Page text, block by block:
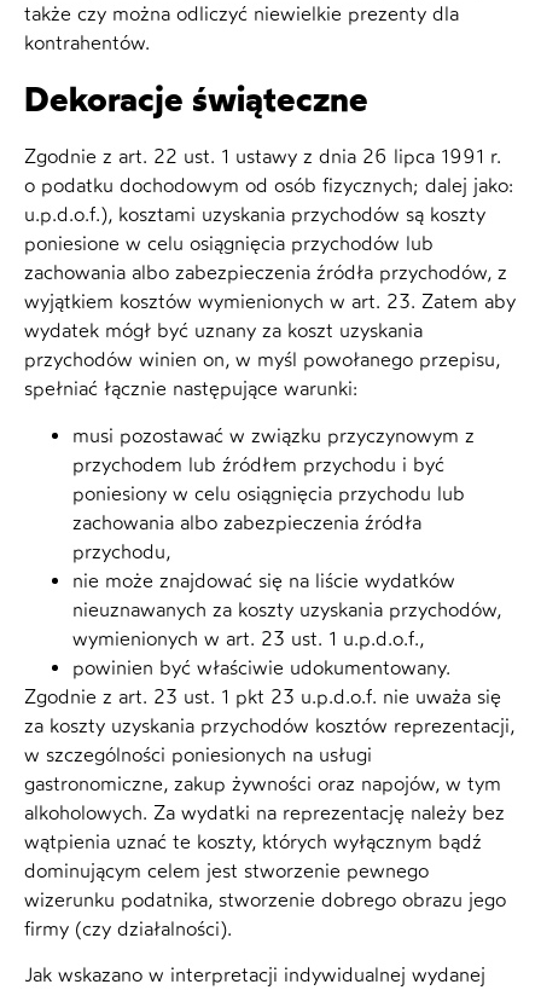
także czy można odliczyć niewielkie prezenty dla
kontrahentów.
Dekoracje świąteczne
Zgodnie z art. 22 ust. 1 ustawy z dnia 26 lipca 1991 r.
o podatku dochodowym od osób fizycznych; dalej jako:
u.p.d.o.f.), kosztami uzyskania przychodów są koszty
poniesione w celu osiągnięcia przychodów lub
zachowania albo zabezpieczenia źródła przychodów, z
wyjątkiem kosztów wymienionych w art. 23. Zatem aby
wydatek mógł być uznany za koszt uzyskania
przychodów winien on, w myśl powołanego przepisu,
spełniać łącznie następujące warunki:
musi pozostawać w związku przyczynowym z
przychodem lub źródłem przychodu i być
poniesiony w celu osiągnięcia przychodu lub
zachowania albo zabezpieczenia źródła
przychodu,
nie może znajdować się na liście wydatków
nieuznawanych za koszty uzyskania przychodów,
wymienionych w art. 23 ust. 1 u.p.d.o.f.,
powinien być właściwie udokumentowany.
Zgodnie z art. 23 ust. 1 pkt 23 u.p.d.o.f. nie uważa się
za koszty uzyskania przychodów kosztów reprezentacji,
w szczególności poniesionych na usługi
gastronomiczne, zakup żywności oraz napojów, w tym
alkoholowych. Za wydatki na reprezentację należy bez
wątpienia uznać te koszty, których wyłącznym bądź
dominującym celem jest stworzenie pewnego
wizerunku podatnika, stworzenie dobrego obrazu jego
firmy (czy działalności).
Jak wskazano w interpretacji indywidualnej wydanej